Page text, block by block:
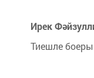
Ирек
Тиешле